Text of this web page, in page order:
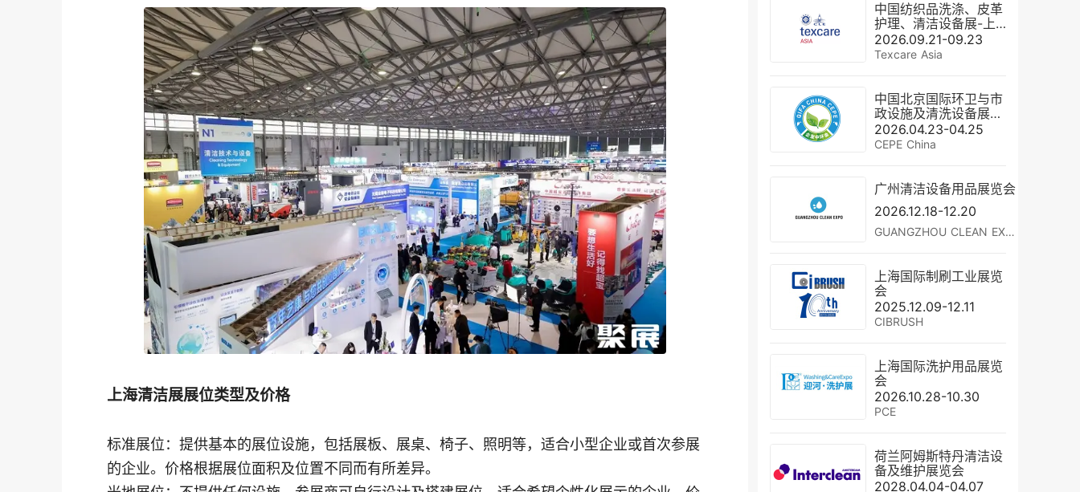
上海清洁展展位类型及价格
标准展位：提供基本的展位设施，包括展板、展桌、椅子、照明等，适合小型企业或首次参展
的企业。价格根据展位面积及位置不同而有所差异。
中国纺织品洗涤、皮革
护理、清洁设备展-上
海洗涤展
2026.09.21-09.23
Texcare Asia
中国北京国际环卫与市
政设施及清洗设备展览
会
2026.04.23-04.25
CEPE China
广州清洁设备用品展览会
2026.12.18-12.20
GUANGZHOU CLEAN EXPO
上海国际制刷工业展览
会
2025.12.09-12.11
CIBRUSH
上海国际洗护用品展览
会
2026.10.28-10.30
PCE
荷兰阿姆斯特丹清洁设
备及维护展览会
2028.04.04-04.07